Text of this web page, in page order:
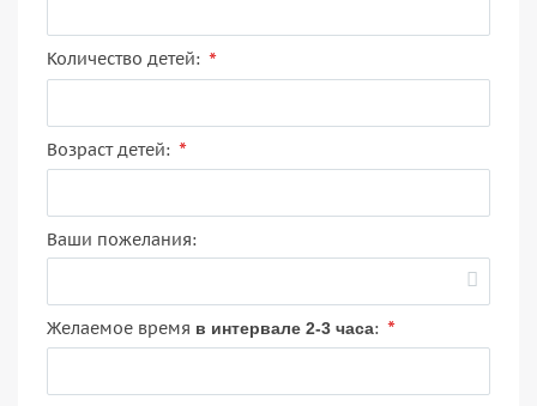
Количество детей: *
Возраст детей: *
Ваши пожелания:
Желаемое время в интервале 2-3 часа: *